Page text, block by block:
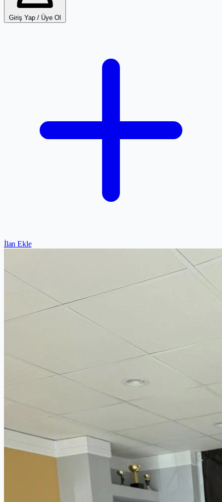
Giriş Yap / Üye Ol
İlan Ekle